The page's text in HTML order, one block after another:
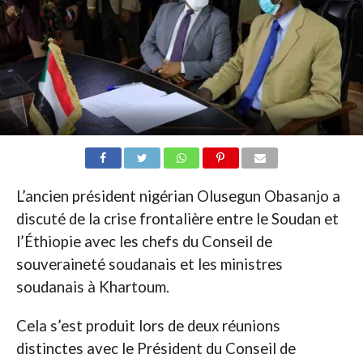
L’ancien président nigérian Olusegun Obasanjo a
discuté de la crise frontalière entre le Soudan et
l’Éthiopie avec les chefs du Conseil de
souveraineté soudanais et les ministres
soudanais à Khartoum.
Cela s’est produit lors de deux réunions
distinctes avec le Président du Conseil de